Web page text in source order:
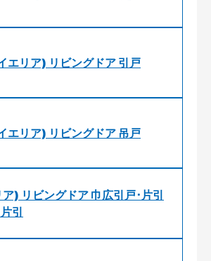
エリア) リビングドア 引戸
エリア) リビングドア 吊戸
) リビングドア 巾広引戸･片引
引